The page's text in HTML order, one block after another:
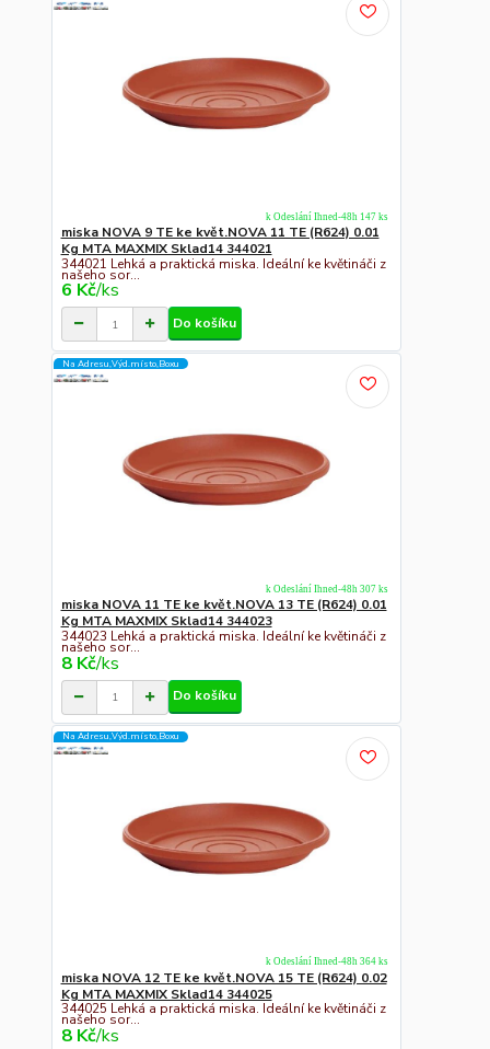
miska NOVA 9 TE ke květ.NOVA 11 TE (R624) 0.01
Kg MTA MAXMIX Sklad14 344021
344021 Lehká a praktická miska. Ideální ke květináči z
našeho sor...
6 Kč/ks
k Odeslání Ihned-48h 147 ks
Do košíku
Na Adresu,Výd.místo,Boxu
miska NOVA 11 TE ke květ.NOVA 13 TE (R624) 0.01
Kg MTA MAXMIX Sklad14 344023
344023 Lehká a praktická miska. Ideální ke květináči z
našeho sor...
8 Kč/ks
k Odeslání Ihned-48h 307 ks
Do košíku
Na Adresu,Výd.místo,Boxu
miska NOVA 12 TE ke květ.NOVA 15 TE (R624) 0.02
Kg MTA MAXMIX Sklad14 344025
344025 Lehká a praktická miska. Ideální ke květináči z
našeho sor...
8 Kč/ks
k Odeslání Ihned-48h 364 ks